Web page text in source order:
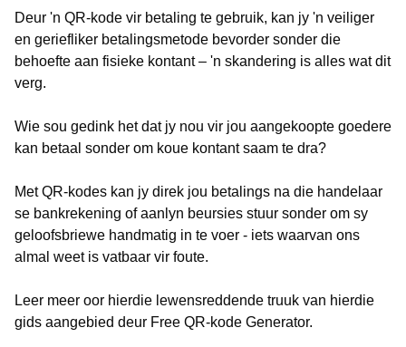
Deur 'n QR-kode vir betaling te gebruik, kan jy 'n veiliger
en geriefliker betalingsmetode bevorder sonder die
behoefte aan fisieke kontant – 'n skandering is alles wat dit
verg.
Wie sou gedink het dat jy nou vir jou aangekoopte goedere
kan betaal sonder om koue kontant saam te dra?
Met QR-kodes kan jy direk jou betalings na die handelaar
se bankrekening of aanlyn beursies stuur sonder om sy
geloofsbriewe handmatig in te voer - iets waarvan ons
almal weet is vatbaar vir foute.
Leer meer oor hierdie lewensreddende truuk van hierdie
gids aangebied deur Free QR-kode Generator.